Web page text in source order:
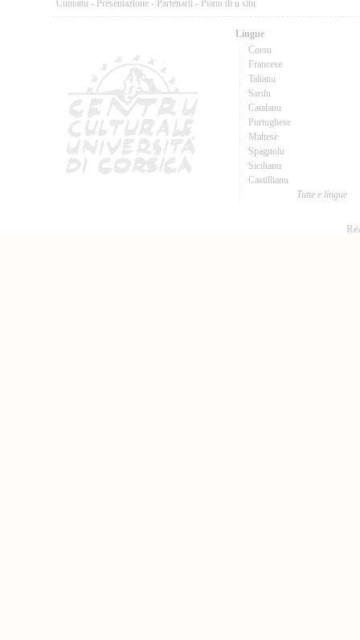
Cuntattu - Presentazione - Partenarii - Pianu di u situ
Lingue
Corsu
Francese
Talianu
Sardu
Catalanu
Purtughese
Maltese
Spagnolu
Sicilianu
Castillianu
Tutte e lingue